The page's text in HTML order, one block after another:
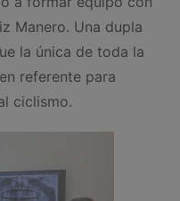
Manero. Una dupla
la única de toda la
referente para
ciclismo.